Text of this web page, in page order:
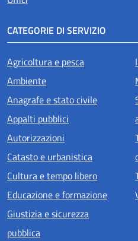
CATEGORIE DI SERVIZIO
Agricoltura e pesca
Ambiente
Anagrafe e stato civile
Appalti pubblici
Autorizzazioni
Catasto e urbanistica
Cultura e tempo libero
Educazione e formazione
Giustizia e sicurezza
pubblica